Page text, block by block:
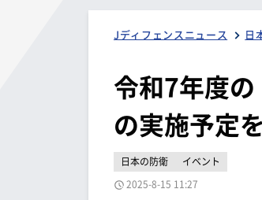
Jディフェンスニュース 日
令和7年度の
の実施予定
日本の防衛
イベント
2025-8-15 11:27